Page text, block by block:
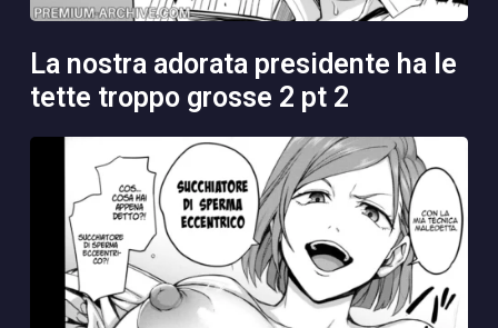
la nostra adorata presidente ha le
tette troppo grosse 2 pt 2